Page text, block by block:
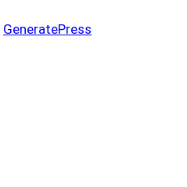
GeneratePress